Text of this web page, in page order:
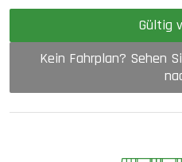
Kein Fahrplan? Sehen